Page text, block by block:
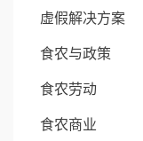
虚假解决方案
食农与政策
食农劳动
食农商业